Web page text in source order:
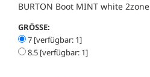
BURTON Boot MINT white 2zone
GRÖSSE:
7 [verfügbar: 1]
8.5 [verfügbar: 1]